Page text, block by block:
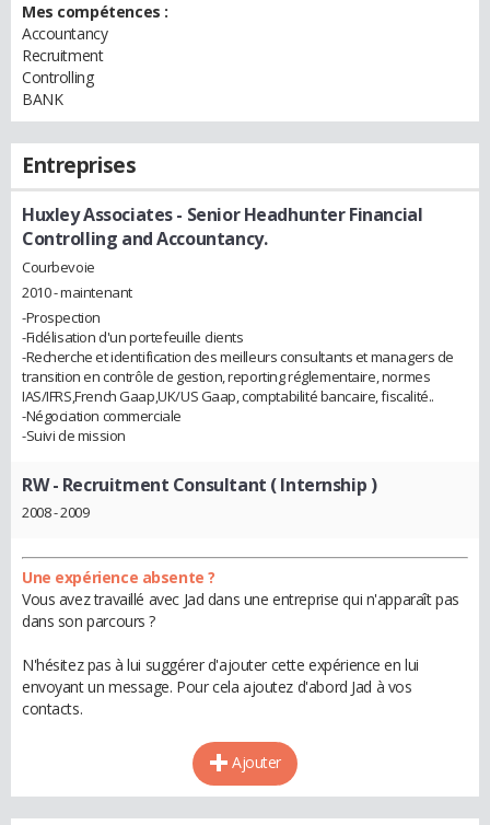
Mes compétences :
Accountancy
Recruitment
Controlling
BANK
Entreprises
Huxley Associates- Senior Headhunter Financial
Controlling and Accountancy.
Courbevoie
2010 - maintenant
-Prospection
-Fidélisation d'un portefeuille clients
-Recherche et identification des meilleurs consultants et managers de
transition en contrôle de gestion, reporting réglementaire, normes
IAS/IFRS,French Gaap,UK/US Gaap, comptabilité bancaire, fiscalité..
-Négociation commerciale
-Suivi de mission
RW- Recruitment Consultant ( Internship )
2008 - 2009
Une expérience absente ?
Vous avez travaillé avec Jad dans une entreprise qui n'apparaît pas
dans son parcours ?
N'hésitez pas à lui suggérer d'ajouter cette expérience en lui
envoyant un message. Pour cela ajoutez d'abord Jad à vos
contacts.
Ajouter